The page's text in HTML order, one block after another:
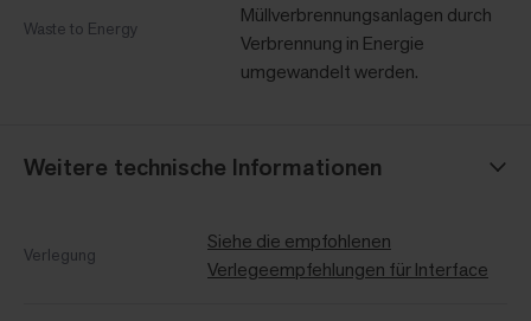
Waste to Energy
Müllverbrennungsanlagen durch
Verbrennung in Energie
umgewandelt werden.
Weitere technische Informationen
Verlegung
Siehe die empfohlenen
Verlegeempfehlungen für Interface